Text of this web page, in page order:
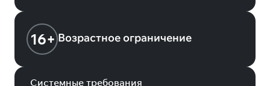
16+ Возрастное ограничение
Системные требования